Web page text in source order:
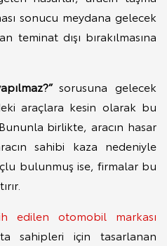
sonucu meydana gelecek
teminat dışı bırakılmasına
sorusuna gelecek
araçlara kesin olarak bu
birlikte, aracın hasar
sahibi kaza nedeniyle
bulunmuş ise, firmalar bu
edilen otomobil markası
sahipleri için tasarlanan